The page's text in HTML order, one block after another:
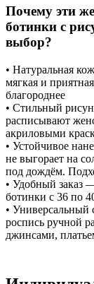
Почему эти
ботинки с
выбор?
• Натуральная
мягкая и
благороднее
• Стильный
расписывают
акриловыми
• Устойчивое
не выгорает на
под дождём.
• Удобный заказ
ботинки с 36 по
•
роспись ручной
джинсами,